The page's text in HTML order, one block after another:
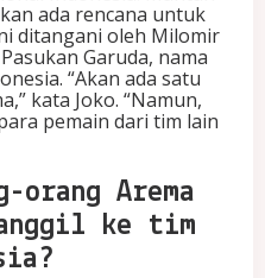
ada rencana untuk
ditangani oleh Milomir
Garuda, nama
“Akan ada satu
kata Joko. “Namun,
pemain dari tim lain
orang Arema
ke tim